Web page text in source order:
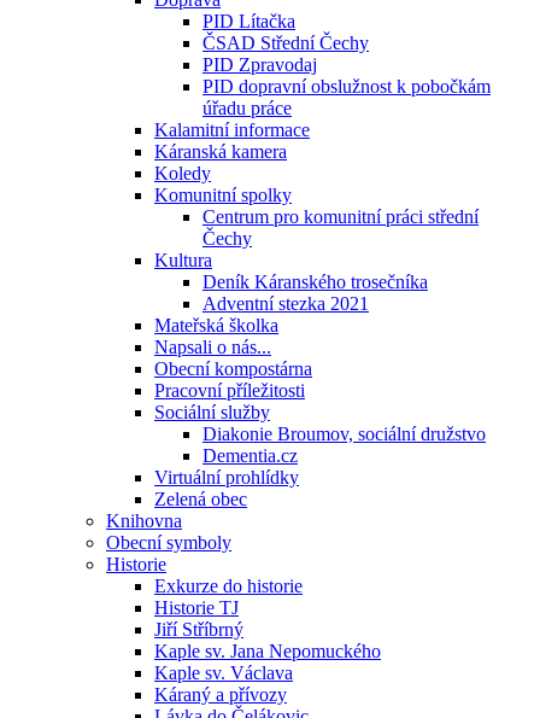
PID Lítačka
ČSAD Střední Čechy
PID Zpravodaj
PID dopravní obslužnost k pobočkám
úřadu práce
Kalamitní informace
Káranská kamera
Koledy
Komunitní spolky
Centrum pro komunitní práci střední
Čechy
Kultura
Deník Káranského trosečníka
Adventní stezka 2021
Mateřská školka
Napsali o nás...
Obecní kompostárna
Pracovní příležitosti
Sociální služby
Diakonie Broumov, sociální družstvo
Dementia.cz
Virtuální prohlídky
Zelená obec
Knihovna
Obecní symboly
Historie
Exkurze do historie
Historie TJ
Jiří Stříbrný
Kaple sv. Jana Nepomuckého
Kaple sv. Václava
Káraný a přívozy